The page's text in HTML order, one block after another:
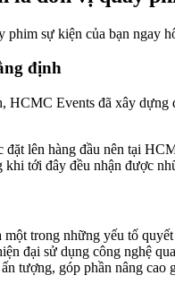
phim sự kiện của bạn ngay
định
HCMC Events đã xây
lên hàng đầu nên tại
khi tới đây đều nhận được
trong những yếu tố
đại sử dụng công nghệ
tượng, góp phần nâng cao